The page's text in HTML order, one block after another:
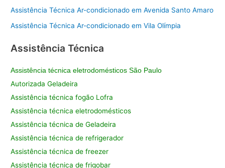
Assistência Técnica Ar-condicionado em Avenida Santo Amaro
Assistência Técnica Ar-condicionado em Vila Olímpia
Assistência Técnica
Assistência técnica eletrodomésticos São Paulo
Autorizada Geladeira
Assistência técnica fogão Lofra
Assistência técnica eletrodomésticos
Assistência técnica de Geladeira
Assistência técnica de refrigerador
Assistência técnica de freezer
Assistência técnica de frigobar